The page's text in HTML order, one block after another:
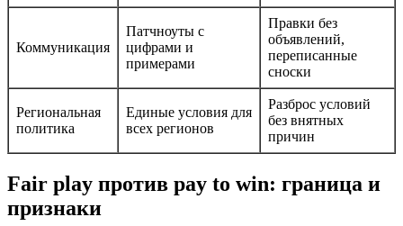
Коммуникация
Патчноуты с
цифрами и
примерами
Правки без
объявлений,
переписанные
сноски
Региональная
политика
Единые условия для
всех регионов
Разброс условий
без внятных
причин
Fair play против pay to win: граница и
признаки